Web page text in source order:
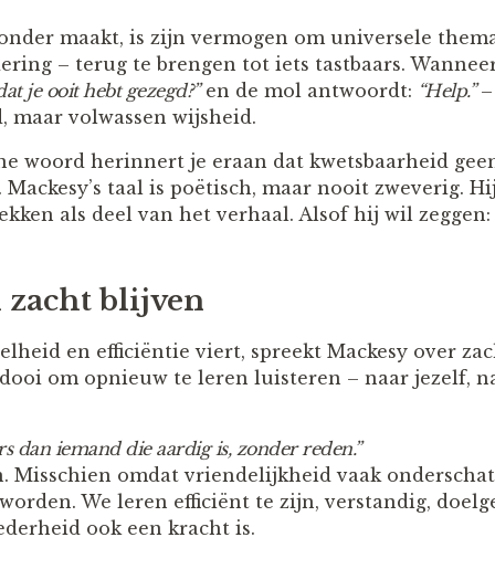
maakt, is zijn vermogen om universele
– terug te brengen tot iets tastbaars.
je ooit hebt gezegd?”en de mol antwoordt: “Help.”–
volwassen wijsheid.
woord herinnert je eraan dat kwetsbaarheid
taal is poëtisch, maar nooit zweverig.
als deel van het verhaal. Alsof hij wil zeggen:
zacht blijven
en efficiëntie viert, spreekt Mackesy over
om opnieuw te leren luisteren – naar jezelf,
dan iemand die aardig is, zonder reden.”
Misschien omdat vriendelijkheid vaak
We leren efficiënt te zijn, verstandig,
ook een kracht is.